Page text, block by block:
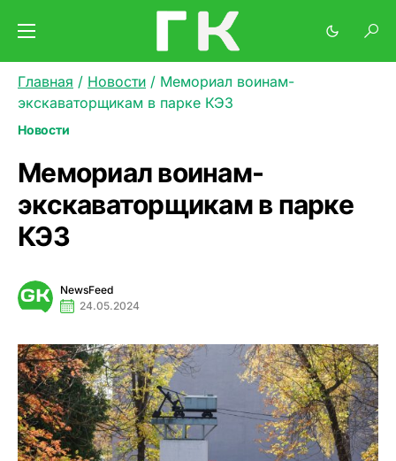
Главная / Новости / Мемориал воинам-
экскаваторщикам в парке КЭЗ
Новости
Мемориал воинам-
экскаваторщикам в парке
КЭЗ
NewsFeed
24.05.2024